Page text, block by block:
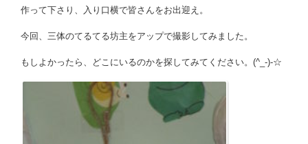
作って下さり、入り口横で皆さんをお出迎え。
今回、三体のてるてる坊主をアップで撮影してみました。
もしよかったら、どこにいるのかを探してみてください。(^_-)-☆